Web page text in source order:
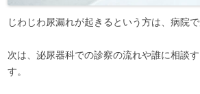
じわじわ尿漏れが起きるという方は、病院で
次は、泌尿器科での診察の流れや誰に相談
す。